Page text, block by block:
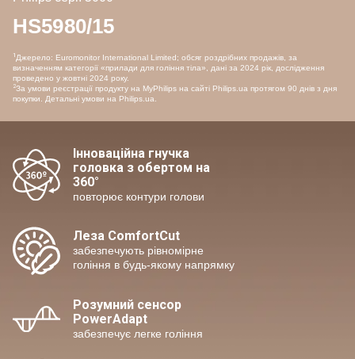
HS5980/15
1 Джерело: Euromonitor International Limited; обсяг роздрібних продажів, за
визначенням категорії «прилади для гоління тіла», дані за 2024 рік, дослідження
проведено у жовтні 2024 року.
2За умови реєстрації продукту на MyPhilips на сайті Philips.ua протягом 90 днів з дня
покупки. Детальні умови на Philips.ua.
Інноваційна гнучка
головка з обертом на
360°
повторює контури голови
Леза ComfortCut
забезпечують рівномірне
гоління в будь-якому напрямку
Розумний сенсор
PowerAdapt
забезпечує легке гоління